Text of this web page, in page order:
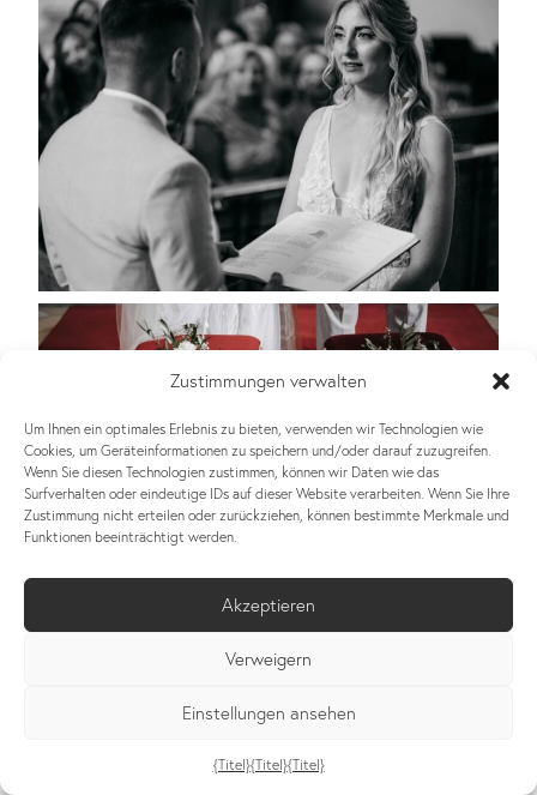
Zustimmungen verwalten
Um Ihnen ein optimales Erlebnis zu bieten, verwenden wir Technologien wie
Cookies, um Geräteinformationen zu speichern und/oder darauf zuzugreifen.
Wenn Sie diesen Technologien zustimmen, können wir Daten wie das
Surfverhalten oder eindeutige IDs auf dieser Website verarbeiten. Wenn Sie Ihre
Zustimmung nicht erteilen oder zurückziehen, können bestimmte Merkmale und
Funktionen beeinträchtigt werden.
Akzeptieren
Verweigern
Einstellungen ansehen
{Titel}{Titel}{Titel}